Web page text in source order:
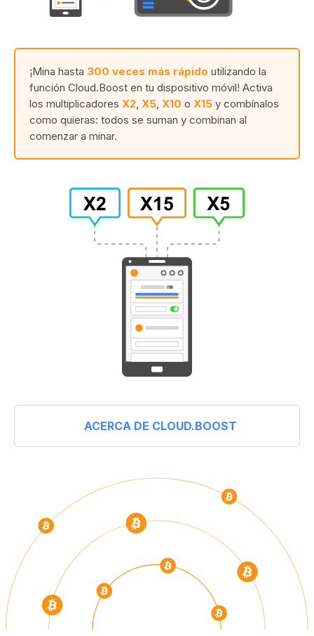
¡Mina hasta 300 veces más rápido utilizando la
función Cloud.Boost en tu dispositivo móvil! Activa
los multiplicadores X2 X5 X10 o X15 y combínalos
como quieras: todos se suman y combinan al
comenzar a minar.
ACERCA DE CLOUD.BOOST